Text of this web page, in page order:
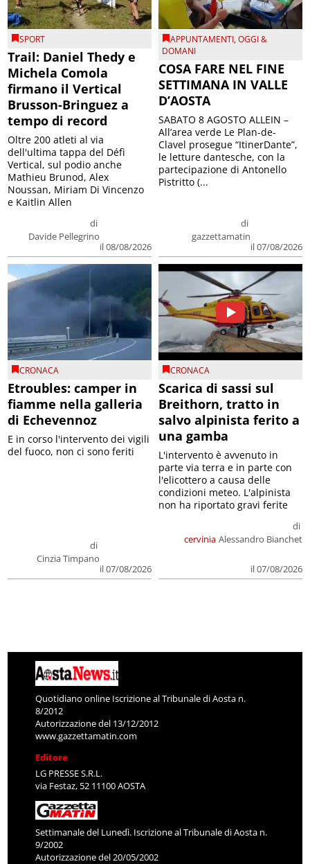
SPORT
Trail: Daniel Thedy e
Michela Comola
firmano il Vertical
Brusson-Bringuez a
tempo di record
di
Davide Pellegrino
il 08/08/2026
Oltre 200 atleti al via
dell'ultima tappa del Défì
Vertical, sul podio anche
Mathieu Brunod, Alex
Noussan, Miriam Di Vincenzo
e Kaitlin Allen
APPUNTAMENTI,OGGI &
DOMANI
COSA FARE NEL FINE
SETTIMANA IN VALLE
D’AOSTA
di
gazzettamatin
il 07/08/2026
SABATO 8 AGOSTO ALLEIN –
All’area verde Le Plan-de-
Clavel prosegue “ItinerDante”,
le letture dantesche, con la
partecipazione di Antonello
Pistritto (...
CRONACA
Etroubles: camper in
fiamme nella galleria
di Echevennoz
di
Cinzia Timpano
il 07/08/2026
E in corso l'intervento dei vigili
del fuoco, non ci sono feriti
CRONACA
Scarica di sassi sul
Breithorn, tratto in
salvo alpinista ferito a
una gamba
cervinia
di
Alessandro Bianchet
il 07/08/2026
L'intervento è avvenuto in
parte via terra e in parte con
l'elicottero a causa delle
condizioni meteo. L'alpinista
non ha riportato gravi ferite
Quotidiano online Iscrizione al Tribunale di Aosta n.
8/2012
Autorizzazione del 13/12/2012
www.gazzettamatin.com
Editore
LG PRESSE S.R.L.
via Festaz, 52 11100 AOSTA
Settimanale del Lunedì. Iscrizione al Tribunale di Aosta n.
9/2002
Autorizzazione del 20/05/2002